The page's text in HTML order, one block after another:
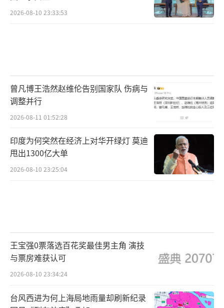
2026-08-10 23:33:53
曾凡博王浩然赵维伦告别国家队 伤病与
调整并行
2026-08-11 01:52:28
印度为何突然在经济上对华开绿灯 莫迪
甩出1300亿大单
2026-08-10 23:25:04
王宝强0票落选百花奖最佳男主角 演技
与票房难获认可
2026-08-10 23:34:24
台风西进为何上海局地雨量却刷新纪录